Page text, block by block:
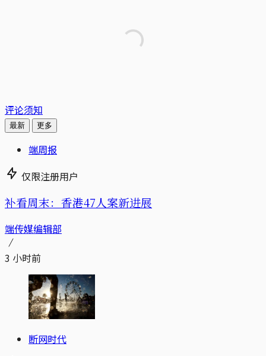
评论须知
最新 更多
端周报
仅限注册用户
补看周末：香港47人案新进展
端传媒编辑部
3 小时前
断网时代